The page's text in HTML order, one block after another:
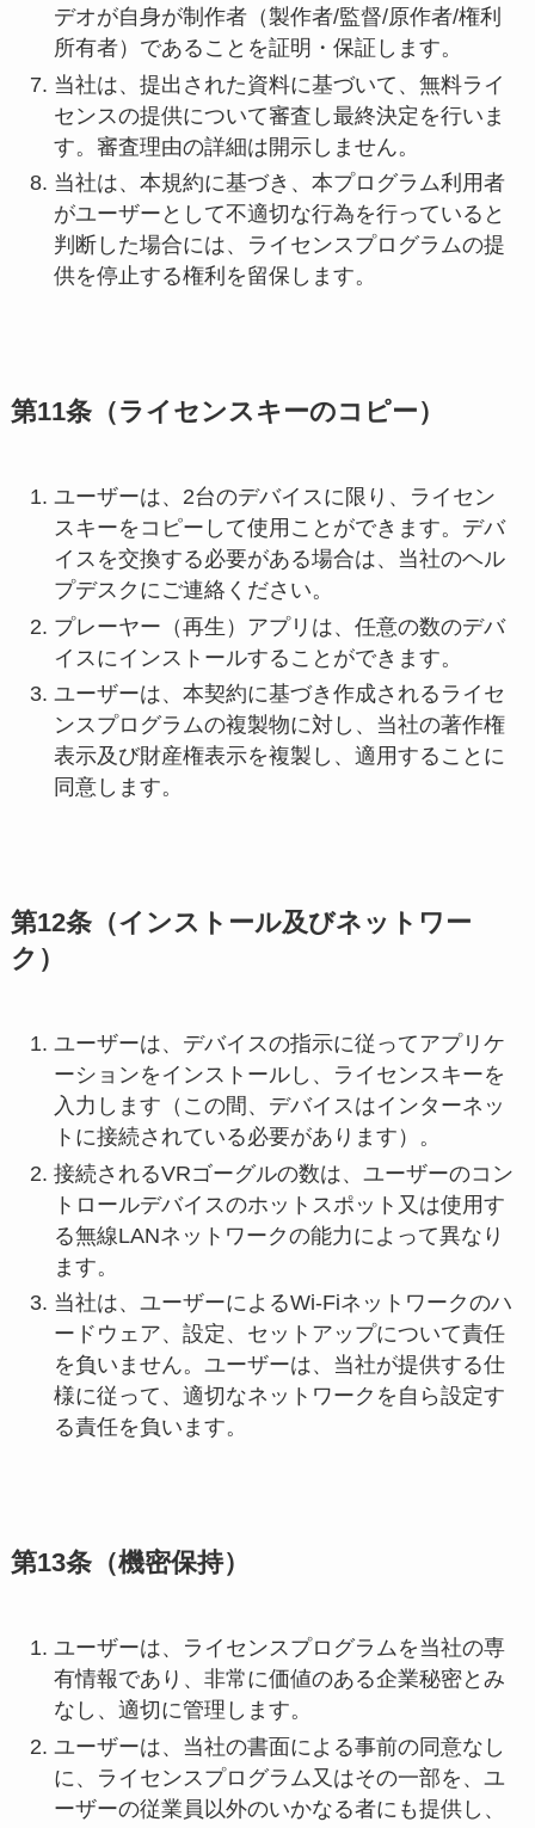
デオが自身が制作者（製作者/監督/原作者/権利
所有者）であることを証明・保証します。
当社は、提出された資料に基づいて、無料ライ
センスの提供について審査し最終決定を行いま
す。審査理由の詳細は開示しません。
当社は、本規約に基づき、本プログラム利用者
がユーザーとして不適切な行為を行っていると
判断した場合には、ライセンスプログラムの提
供を停止する権利を留保します。
第11条（ライセンスキーのコピー）
ユーザーは、2台のデバイスに限り、ライセン
スキーをコピーして使用ことができます。デバ
イスを交換する必要がある場合は、当社のヘル
プデスクにご連絡ください。
プレーヤー（再生）アプリは、任意の数のデバ
イスにインストールすることができます。
ユーザーは、本契約に基づき作成されるライセ
ンスプログラムの複製物に対し、当社の著作権
表示及び財産権表示を複製し、適用することに
同意します。
第12条（インストール及びネットワー
ク）
ユーザーは、デバイスの指示に従ってアプリケ
ーションをインストールし、ライセンスキーを
入力します（この間、デバイスはインターネッ
トに接続されている必要があります）。
接続されるVRゴーグルの数は、ユーザーのコン
トロールデバイスのホットスポット又は使用す
る無線LANネットワークの能力によって異なり
ます。
当社は、ユーザーによるWi-Fiネットワークのハ
ードウェア、設定、セットアップについて責任
を負いません。ユーザーは、当社が提供する仕
様に従って、適切なネットワークを自ら設定す
る責任を負います。
第13条（機密保持）
ユーザーは、ライセンスプログラムを当社の専
有情報であり、非常に価値のある企業秘密とみ
なし、適切に管理します。
ユーザーは、当社の書面による事前の同意なし
に、ライセンスプログラム又はその一部を、ユ
ーザーの従業員以外のいかなる者にも提供し、